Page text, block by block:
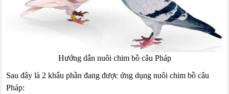
Hướng dẫn nuôi chim bồ câu Pháp
Sau đây là 2 khẩu phần đang được ứng dụng nuôi chim bồ câu
Pháp: